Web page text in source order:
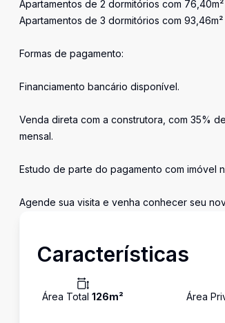
Apartamentos de 2 dormitórios com 76,40m²
Apartamentos de 3 dormitórios com 93,46m²
Formas de pagamento:
Financiamento bancário disponível.
Venda direta com a construtora, com 35%
mensal.
Estudo de parte do pagamento com imóvel
Agende sua visita e venha conhecer seu
Características
Área Total 126m² Área